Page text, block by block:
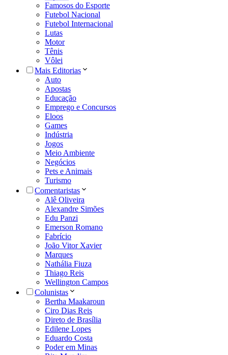
Famosos do Esporte
Futebol Nacional
Futebol Internacional
Lutas
Motor
Tênis
Vôlei
Mais Editorias
Auto
Apostas
Educação
Emprego e Concursos
Eloos
Games
Indústria
Jogos
Meio Ambiente
Negócios
Pets e Animais
Turismo
Comentaristas
Alê Oliveira
Alexandre Simões
Edu Panzi
Emerson Romano
Fabrício
João Vitor Xavier
Marques
Nathália Fiuza
Thiago Reis
Wellington Campos
Colunistas
Bertha Maakaroun
Ciro Dias Reis
Direto de Brasília
Edilene Lopes
Eduardo Costa
Poder em Minas